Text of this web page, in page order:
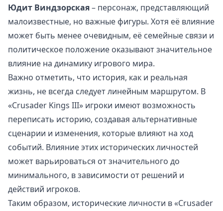
Юдит Виндзорская– персонаж, представляющий
малоизвестные, но важные фигуры. Хотя её влияние
может быть менее очевидным, её семейные связи и
политическое положение оказывают значительное
влияние на динамику игрового мира.
Важно отметить, что история, как и реальная
жизнь, не всегда следует линейным маршрутом. В
«Crusader Kings III» игроки имеют возможность
переписать историю, создавая альтернативные
сценарии и изменения, которые влияют на ход
событий. Влияние этих исторических личностей
может варьироваться от значительного до
минимального, в зависимости от решений и
действий игроков.
Таким образом, исторические личности в «Crusader